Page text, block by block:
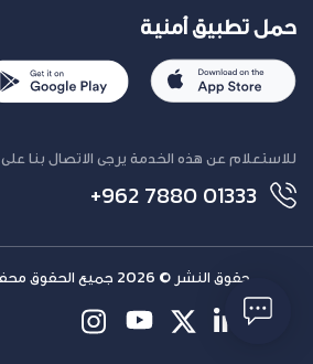
حمل تطبيق أمنية
للاستعلام عن هذه الخدمة يرجى الاتصال بنا على
+962 7880 01333
حقوق النشر © 2026 جميع الحقوق محفوظة لشركة أمنية